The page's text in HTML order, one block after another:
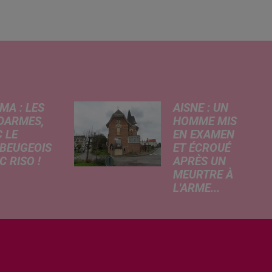
: LES
LE
RISO !
bande
AISNE : UN
HOMME MIS
EN EXAMEN
ET ÉCROUÉ
APRÈS UN
MEURTRE À
L'ARME...